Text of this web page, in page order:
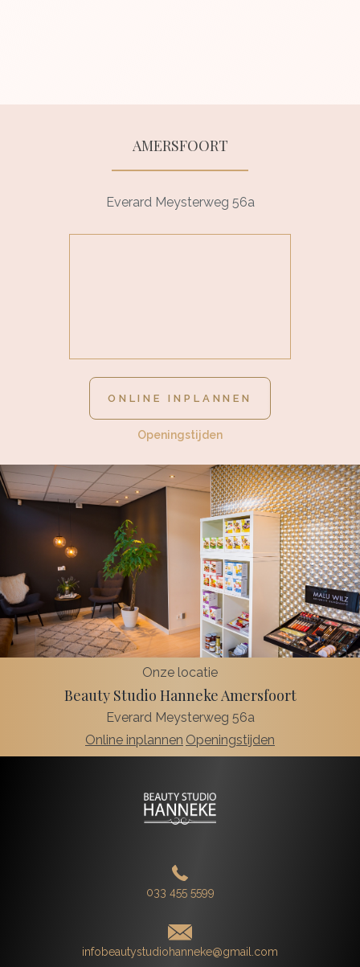
AMERSFOORT
Everard Meysterweg 56a
ONLINE INPLANNEN
Openingstijden
Onze locatie
Beauty Studio Hanneke Amersfoort
Everard Meysterweg 56a
Online inplannen Openingstijden
033 455 5599
infobeautystudiohanneke@gmail.com